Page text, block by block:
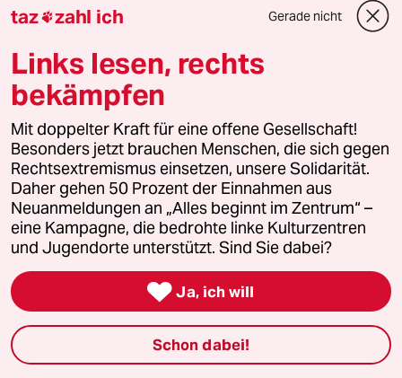
Feedback
Aboservice
ePaper Login
Downloads für Abonnierende
© 2026 taz Verlags und Vertriebs GmbH
Alle Rechte vorbehalten. Bei rechtlichen Fragen oder für Genehmigungen
wenden Sie sich bitte an
Feedback Redaktionsstatut Kommune-Richtlinien KI-
Leitlinie Informant Datenschutz Impressum AGB
taz zahl ich Gerade nicht
Links lesen, rechts
bekämpfen
Mit doppelter Kraft für eine offene Gesellschaft!
Besonders jetzt brauchen Menschen, die sich gegen
Rechtsextremismus einsetzen, unsere Solidarität.
Daher gehen 50 Prozent der Einnahmen aus
Neuanmeldungen an „Alles beginnt im Zentrum“ –
eine Kampagne, die bedrohte linke Kulturzentren
und Jugendorte unterstützt. Sind Sie dabei?
 Ja, ich will
Schon dabei!